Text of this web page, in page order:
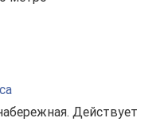
Действует